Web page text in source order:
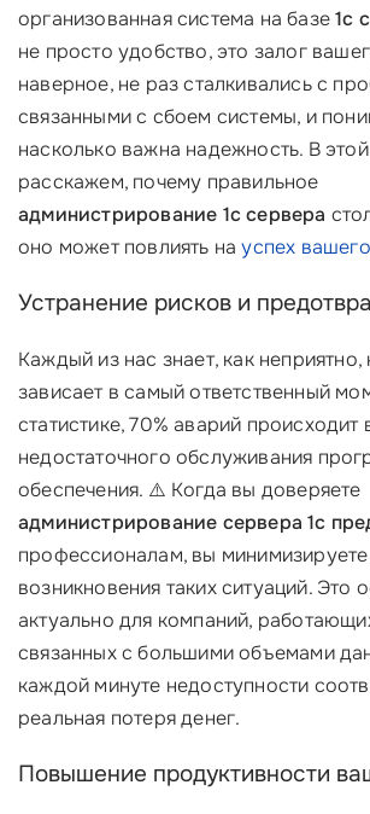
организованная система на базе1с
не просто удобство, это залог
наверное, не раз сталкивались с
связанными с сбоем системы, и
насколько важна надежность. В этой
расскажем, почему правильное
администрирование 1с сервера
оно может повлиять науспех
Устранение рисков и
Каждый из нас знает, как неприятно,
зависает в самый ответственный
статистике, 70% аварий происходит
недостаточного обслуживания
обеспечения. ⚠️ Когда вы доверяете
администрирование сервера 1с
профессионалам, вы
возникновения таких ситуаций. Это
актуально для компаний,
связанных с большими объемами
каждой минуте недоступности
реальная потеря денег.
Повышение продуктивности